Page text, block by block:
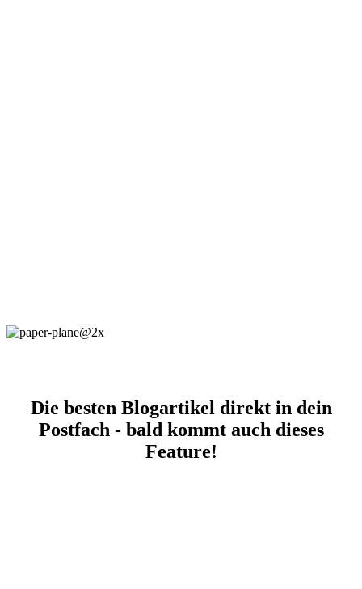
Die besten Blogartikel direkt in dein
Postfach - bald kommt auch dieses
Feature!